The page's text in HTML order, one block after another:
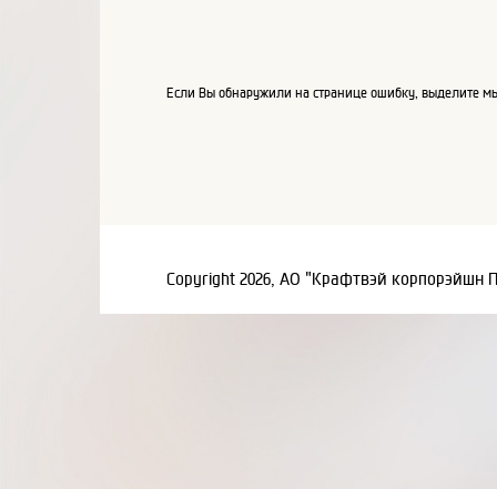
Если Вы обнаружили на странице ошибку, выделите
Copyright 2026, АО "Крафтвэй корпорэйшн